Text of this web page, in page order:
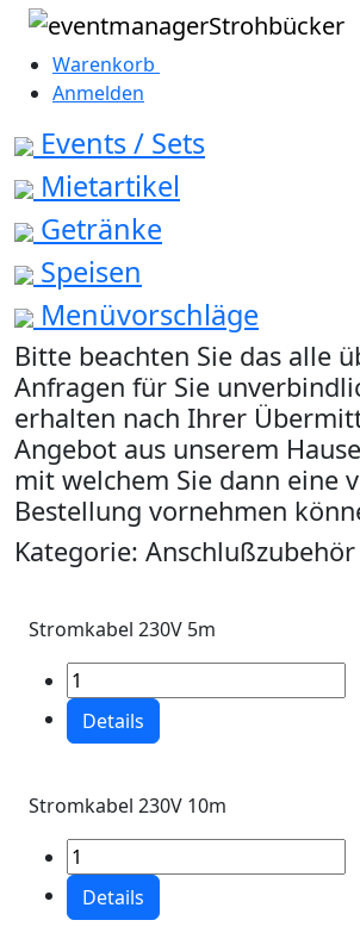
Warenkorb
Anmelden
Events / Sets
Mietartikel
Getränke
Speisen
Menüvorschläge
Bitte beachten Sie das alle
Anfragen für Sie
erhalten nach Ihrer
Angebot aus unserem
mit welchem Sie dann eine
Bestellung vornehmen
Kategorie:
Stromkabel 230V 5m
Details
Stromkabel 230V 10m
Details